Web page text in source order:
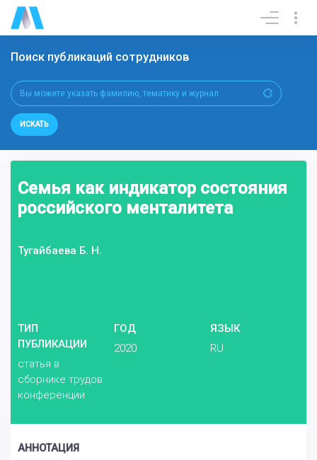
Поиск публикаций сотрудников
ИСКАТЬ
Семья как индикатор состояния
российского менталитета
Тугайбаева Б. Н.
ТИП
ПУБЛИКАЦИИ
статья в
сборнике трудов
конференции
ГОД
2020
ЯЗЫК
RU
АННОТАЦИЯ